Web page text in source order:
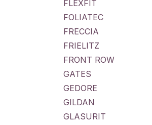
FLEXFIT
FOLIATEC
FRECCIA
FRIELITZ
FRONT ROW
GATES
GEDORE
GILDAN
GLASURIT